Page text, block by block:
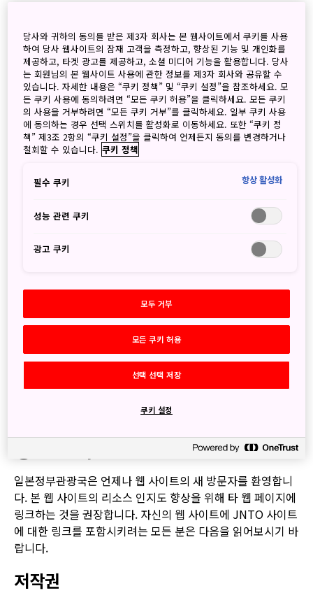
발생하는 직간접적인 어떠한 손실 또는 오해에 대하여 어떠한
방식으로도 책임을 지지 않습니다.
링크
추가 참조 또는 상거래의 목적을 위한 하이퍼링크는 방문자를
다른 웹 사이트로 안내할 수 있습니다. JNTO는 하이퍼링크된
웹 사이트를 이용하여 방문자 또는 제3자에 의해 발생한 손실
이 웹 사이트는 지적 및/또는 창조적 노력의 과정을 통해 만들
어진 독창적인 구성 요소 (이하 "구성 요소")로 이루어져 있습
니다. 구성 요소에는 서면 텍스트, 음악, 그림, 사진, 영화 등의
각 카테고리와 관련된 부차적 항목이 포함됩니다. JNTO와 관
련 권리를 소유한 다른 당사자의 명시적인 서면 허가 없이 구
성 요소의 이전, 복제, 전송, 방송, 배포, 대여, 번역 및/또는 변
경으로 인해 발생하는 저작권 침해와 관련된 모든 경우에 대해
법적 제재를 받을 수 있습니다. www.japan.travel에 있는 모
든 자료는 JNTO를 통해 라이선스를 받았으며 저작권 소유자
일본정부관광국은 언제나 웹 사이트의 새 방문자를 환영합니
다. 본 웹 사이트의 리소스 인지도 향상을 위해 타 웹 페이지에
링크하는 것을 권장합니다. 자신의 웹 사이트에 JNTO 사이트
에 대한 링크를 포함시키려는 모든 분은 다음을 읽어보시기 바
랍니다.
저작권
당사와 귀하의 동의를 받은 제3자 회사는 본 웹사이트에서 쿠키를 사용
하여 당사 웹사이트의 잠재 고객을 측정하고, 향상된 기능 및 개인화를
제공하고, 타겟 광고를 제공하고, 소셜 미디어 기능을 활용합니다. 당사
는 회원님의 본 웹사이트 사용에 관한 정보를 제3자 회사와 공유할 수
있습니다. 자세한 내용은 “쿠키 정책” 및 “쿠키 설정”을 참조하세요. 모
든 쿠키 사용에 동의하려면 “모든 쿠키 허용”을 클릭하세요. 모든 쿠키
의 사용을 거부하려면 “모든 쿠키 거부”를 클릭하세요. 일부 쿠키 사용
에 동의하는 경우 선택 스위치를 활성화로 이동하세요. 또한 “쿠키 정
책” 제3조 2항의 “쿠키 설정”을 클릭하여 언제든지 동의를 변경하거나
철회할 수 있습니다. 쿠키 정책
필수 쿠키 항상 활성화
성능 관련 쿠키
광고 쿠키
모두 거부
모든 쿠키 허용
선택 선택 저장
쿠키 설정